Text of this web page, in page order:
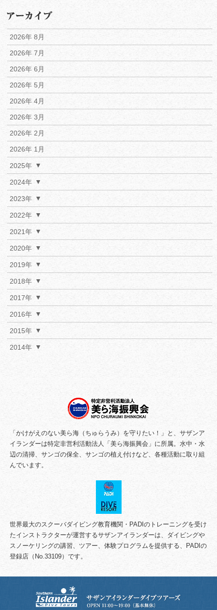
2026年 8月
2026年 7月
2026年 6月
2026年 5月
2026年 4月
2026年 3月
2026年 2月
2026年 1月
2025年
2024年
2023年
2022年
2021年
2020年
2019年
2018年
2017年
2016年
2015年
2014年
「かけがえのない美ら海（ちゅらうみ）を守りたい！」と、サザンア
イランダーは特定非営利活動法人「美ら海振興会」に所属。水中・水
辺の清掃、サンゴの保全、サンゴの植え付けなど、各種活動に取り組
んでいます。
世界最大のスクーバダイビング教育機関・PADIのトレーニングを受け
たインストラクターが運営するサザンアイランダーは、ダイビングや
スノーケリングの講習、ツアー、体験プログラムを提供する、PADIの
登録店（No.33109）です。